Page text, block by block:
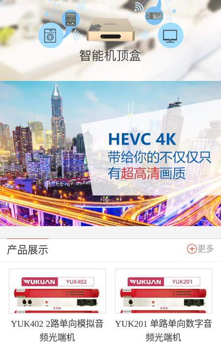
产品展示 更多
YUK402 2路单向模拟音
频光端机
YUK201 单路单向数字音
频光端机